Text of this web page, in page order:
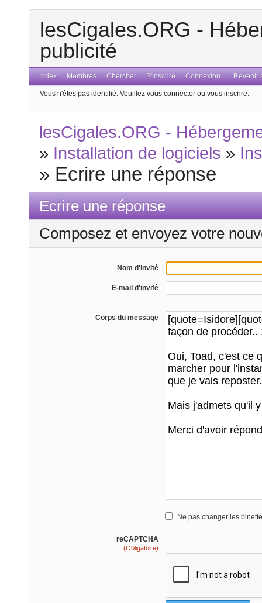
lesCigales.ORG -
publicité
Index Membres Chercher S'inscrire Connexion Revenir
Vous n'êtes pas identifié. Veuillez vous connecter ou vous inscrire.
lesCigales.ORG -
» Installation de logiciels »
» Ecrire une réponse
Ecrire une réponse
Composez et envoyez votre
Nom d'invité
E-mail d'invité
Corps du message
Ne pas changer les
reCAPTCHA
(Obligatoire)